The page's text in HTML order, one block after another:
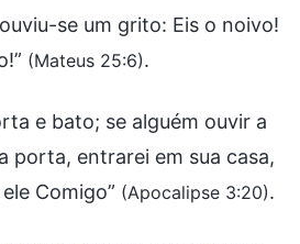
se um grito: Eis o noivo!
(Mateus 25:6).
e bato; se alguém ouvir a
porta, entrarei em sua casa,
Comigo” (Apocalipse 3:20).